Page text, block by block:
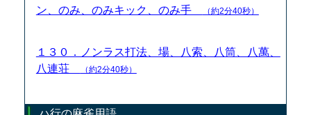
ン、のみ、のみキック、のみ手
（約2分40秒）
１３０．ノンラス打法、場、八索、八筒、八萬、
八連荘
（約2分40秒）